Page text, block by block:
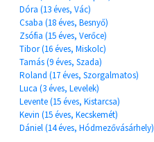
Dóra (13 éves, Vác)
Csaba (18 éves, Besnyő)
Zsófia (15 éves, Verőce)
Tibor (16 éves, Miskolc)
Tamás (9 éves, Szada)
Roland (17 éves, Szorgalmatos)
Luca (3 éves, Levelek)
Levente (15 éves, Kistarcsa)
Kevin (15 éves, Kecskemét)
Dániel (14 éves, Hódmezővásárhely)